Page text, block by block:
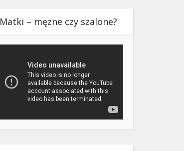
Matki – męzne czy szalone?